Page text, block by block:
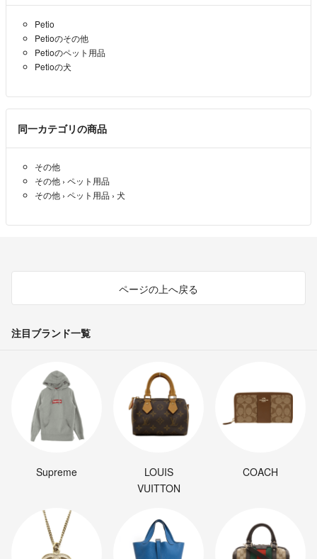
Petio
Petioのその他
Petioのペット用品
Petioの犬
同一カテゴリの商品
その他
その他 › ペット用品
その他 › ペット用品 › 犬
ページの上へ戻る
注目ブランド一覧
Supreme
LOUIS
VUITTON
COACH